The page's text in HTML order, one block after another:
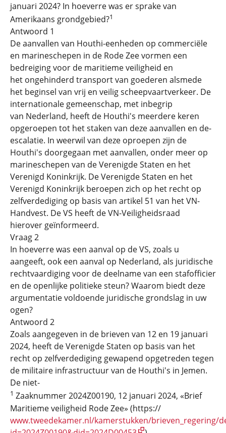
januari 2024? In hoeverre was er sprake van
Amerikaans grondgebied?1
Antwoord 1
De aanvallen van Houthi-eenheden op commerciële
en marineschepen in de Rode Zee vormen een
bedreiging voor de maritieme veiligheid en
het ongehinderd transport van goederen alsmede
het beginsel van vrij en veilig scheepvaartverkeer. De
internationale gemeenschap, met inbegrip
van Nederland, heeft de Houthi's meerdere keren
opgeroepen tot het staken van deze aanvallen en de-
escalatie. In weerwil van deze oproepen zijn de
Houthi's doorgegaan met aanvallen, onder meer op
marineschepen van de Verenigde Staten en het
Verenigd Koninkrijk. De Verenigde Staten en het
Verenigd Koninkrijk beroepen zich op het recht op
zelfverdediging op basis van artikel 51 van het VN-
Handvest. De VS heeft de VN-Veiligheidsraad
hierover geïnformeerd.
Vraag 2
In hoeverre was een aanval op de VS, zoals u
aangeeft, ook een aanval op Nederland, als juridische
rechtvaardiging voor de deelname van een stafofficier
en de openlijke politieke steun? Waarom biedt deze
argumentatie voldoende juridische grondslag in uw
ogen?
Antwoord 2
Zoals aangegeven in de brieven van 12 en 19 januari
2024, heeft de Verenigde Staten op basis van het
recht op zelfverdediging gewapend opgetreden tegen
de militaire infrastructuur van de Houthi's in Jemen.
De niet-
1 Zaaknummer 2024Z00190, 12 januari 2024, «Brief
Maritieme veiligheid Rode Zee» (https://
www.tweedekamer.nl/kamerstukken/brieven_regering/